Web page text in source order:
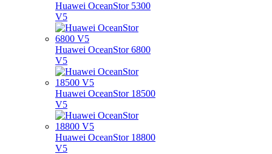
Huawei OceanStor 5300
V5
Huawei OceanStor 6800
V5
Huawei OceanStor 18500
V5
Huawei OceanStor 18800
V5